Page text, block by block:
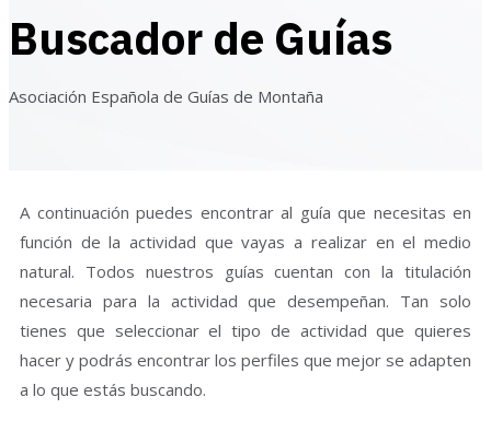
Buscador de Guías
Asociación Española de Guías de Montaña
A continuación puedes encontrar al guía que necesitas en
función de la actividad que vayas a realizar en el medio
natural. Todos nuestros guías cuentan con la titulación
necesaria para la actividad que desempeñan. Tan solo
tienes que seleccionar el tipo de actividad que quieres
hacer y podrás encontrar los perfiles que mejor se adapten
a lo que estás buscando.